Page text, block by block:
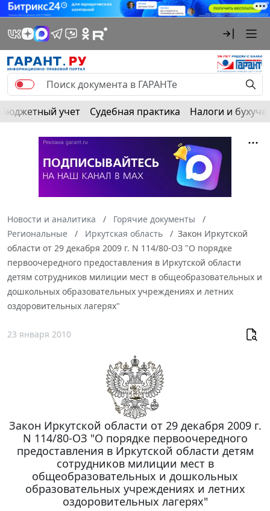
Бюджетный учет Судебная практика Налоги и
Новости и аналитика
Горячие документы
Региональные
Иркутская область
Закон Иркутской
области от 29 декабря 2009 г. N 114/80-ОЗ "О порядке
первоочередного предоставления в Иркутской области
детям сотрудников милиции мест в общеобразовательных и
дошкольных образовательных учреждениях и летних
оздоровительных лагерях"
23 января 2010
Закон Иркутской области от 29 декабря 2009 г.
N 114/80-ОЗ "О порядке первоочередного
предоставления в Иркутской области детям
сотрудников милиции мест в
общеобразовательных и дошкольных
образовательных учреждениях и летних
оздоровительных лагерях"